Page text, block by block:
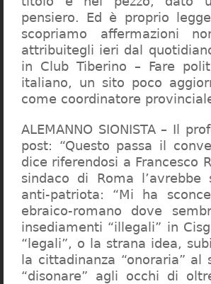
pensiero. Ed è proprio
scopriamo affermazioni
attribuitegli ieri dal
in Club Tiberino – Fare
italiano, un sito poco
come coordinatore
ALEMANNO SIONISTA – Il
post: “Questo passa il
dice riferendosi a Francesco
sindaco di Roma
anti-patriota: “Mi ha
ebraico-romano dove
insediamenti “illegali” in
“legali”, o la strana idea,
la cittadinanza “onoraria”
“disonare” agli occhi di